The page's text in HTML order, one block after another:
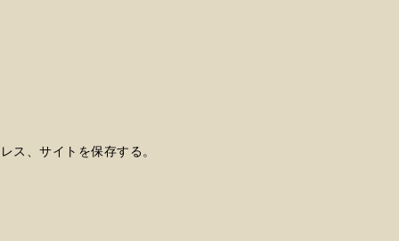
ス、サイトを保存する。